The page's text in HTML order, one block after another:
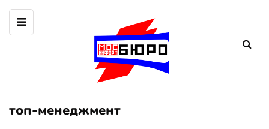
топ-менеджмент